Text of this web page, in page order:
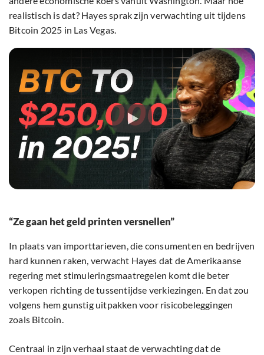
realistisch is dat? Hayes sprak zijn verwachting uit tijdens
Bitcoin 2025 in Las Vegas.
“Ze gaan het geld printen versnellen”
In plaats van importtarieven, die consumenten en bedrijven
hard kunnen raken, verwacht Hayes dat de Amerikaanse
regering met stimuleringsmaatregelen komt die beter
verkopen richting de tussentijdse verkiezingen. En dat zou
volgens hem gunstig uitpakken voor risicobeleggingen
zoals Bitcoin.
Centraal in zijn verhaal staat de verwachting dat de